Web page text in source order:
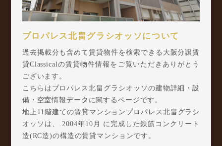
プロパレス北畠グラシオッソについて
過去掲載分も含めて賃貸物件を検索できる大阪分譲賃
貸Classicalの賃貸物件情報をご覧いただきありがとう
ございます。
こちらはプロパレス北畠グラシオッソの建物詳細・設
備・空室情報データに関するページです。
地上11階建ての賃貸マンションプロパレス北畠グラシ
オッソは、 2004年10月 に完成した鉄筋コンクリート
造(RC造)の構造の賃貸マンションです。